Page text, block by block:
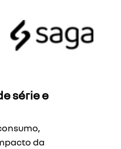
série e
da